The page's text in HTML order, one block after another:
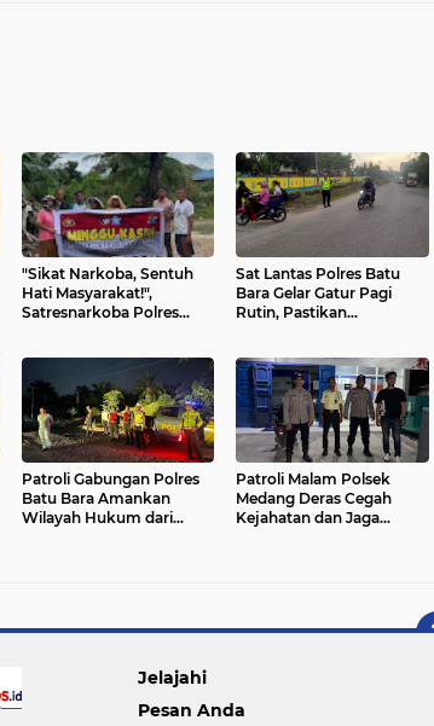
"Sikat Narkoba, Sentuh
Hati Masyarakat!",
Satresnarkoba Polres
Sambil Gencar Sosialisasi
Anti Narkoba
Sat Lantas Polres Batu
Bara Gelar Gatur Pagi
Rutin, Pastikan
Puluh
Patroli Gabungan Polres
Batu Bara Amankan
Wilayah Hukum dari
Patroli Malam Polsek
Medang Deras Cegah
Kejahatan dan Jaga
Jelajahi
Pesan Anda